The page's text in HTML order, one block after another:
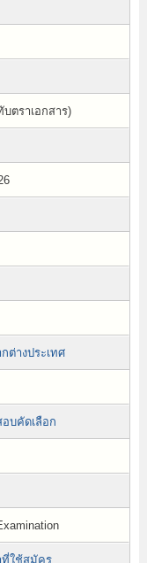
ตราเอกสาร)
ต่างประเทศ
บคัดเลือก
ที่ใช้สมัคร